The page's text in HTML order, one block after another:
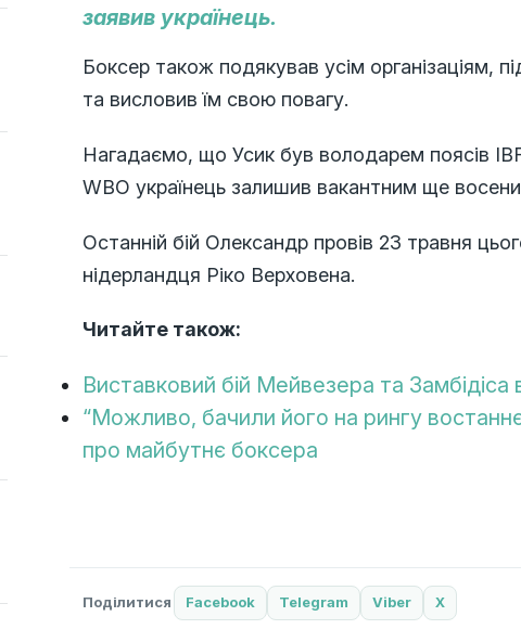
заявив українець.
Боксер також подякував усім організаціям,
та висловив їм свою повагу.
Нагадаємо, що Усик був володарем поясів
WBO українець залишив вакантним ще
Останній бій Олександр провів 23 травня
нідерландця Ріко Верховена.
Читайте також:
Виставковий бій Мейвезера та Замбідіса
“Можливо, бачили його на рингу
про майбутнє боксера
Поділитися Facebook Telegram Viber X